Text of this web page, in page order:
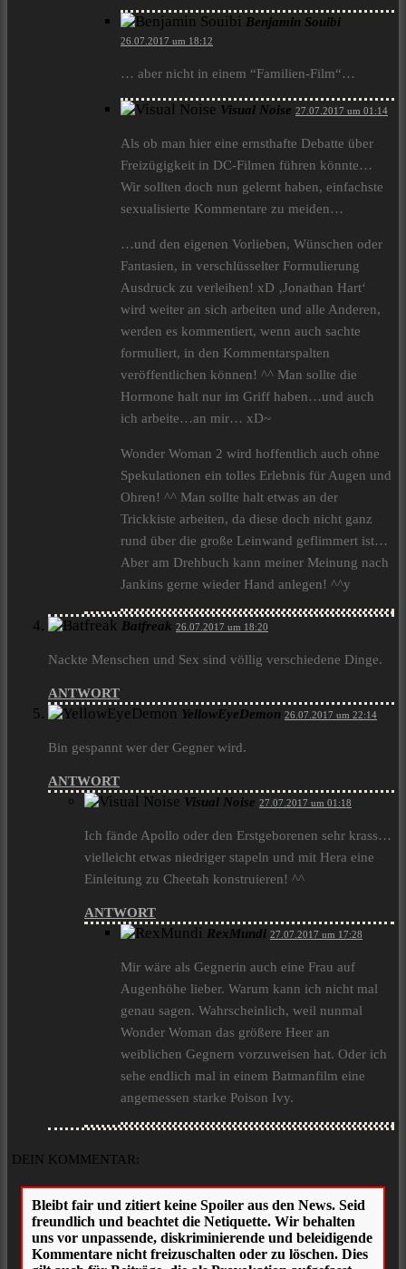
Benjamin Souibi
26.07.2017 um 18:12
… aber nicht in einem “Familien-Film“…
Visual Noise 27.07.2017 um 01:14
Als ob man hier eine ernsthafte Debatte über
Freizügigkeit in DC-Filmen führen könnte…
Wir sollten doch nun gelernt haben, einfachste
sexualisierte Kommentare zu meiden…
…und den eigenen Vorlieben, Wünschen oder
Fantasien, in verschlüsselter Formulierung
Ausdruck zu verleihen! xD ‚Jonathan Hart‘
wird weiter an sich arbeiten und alle Anderen,
werden es kommentiert, wenn auch sachte
formuliert, in den Kommentarspalten
veröffentlichen können! ^^ Man sollte die
Hormone halt nur im Griff haben…und auch
ich arbeite…an mir… xD~
Wonder Woman 2 wird hoffentlich auch ohne
Spekulationen ein tolles Erlebnis für Augen und
Ohren! ^^ Man sollte halt etwas an der
Trickkiste arbeiten, da diese doch nicht ganz
rund über die große Leinwand geflimmert ist…
Aber am Drehbuch kann meiner Meinung nach
Jankins gerne wieder Hand anlegen! ^^y
Batfreak 26.07.2017 um 18:20
Nackte Menschen und Sex sind völlig verschiedene Dinge.
ANTWORT
YellowEyeDemon 26.07.2017 um 22:14
Bin gespannt wer der Gegner wird.
ANTWORT
Visual Noise 27.07.2017 um 01:18
Ich fände Apollo oder den Erstgeborenen sehr krass…
vielleicht etwas niedriger stapeln und mit Hera eine
Einleitung zu Cheetah konstruieren! ^^
ANTWORT
RexMundi 27.07.2017 um 17:28
Mir wäre als Gegnerin auch eine Frau auf
Augenhöhe lieber. Warum kann ich nicht mal
genau sagen. Wahrscheinlich, weil nunmal
Wonder Woman das größere Heer an
weiblichen Gegnern vorzuweisen hat. Oder ich
sehe endlich mal in einem Batmanfilm eine
angemessen starke Poison Ivy.
DEIN KOMMENTAR: